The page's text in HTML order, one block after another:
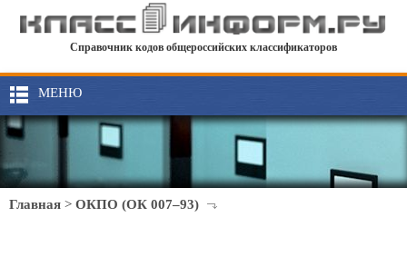
Справочник кодов общероссийских классификаторов
МЕНЮ
Главная > ОКПО (ОК 007–93)